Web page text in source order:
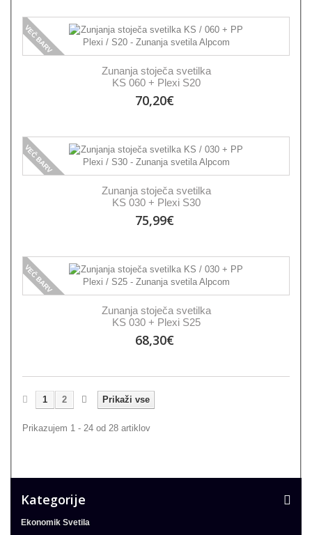
VEČ BARV
Zunanja stoječa svetilka
KS 060 + Plexi S20
70,20€
VEČ BARV
Zunanja stoječa svetilka
KS 030 + Plexi S30
75,99€
VEČ BARV
Zunanja stoječa svetilka
KS 030 + Plexi S25
68,30€
Prikaži vse
1 2
Prikazujem 1 - 24 od 28 artiklov
Kategorije
Ekonomik Svetila